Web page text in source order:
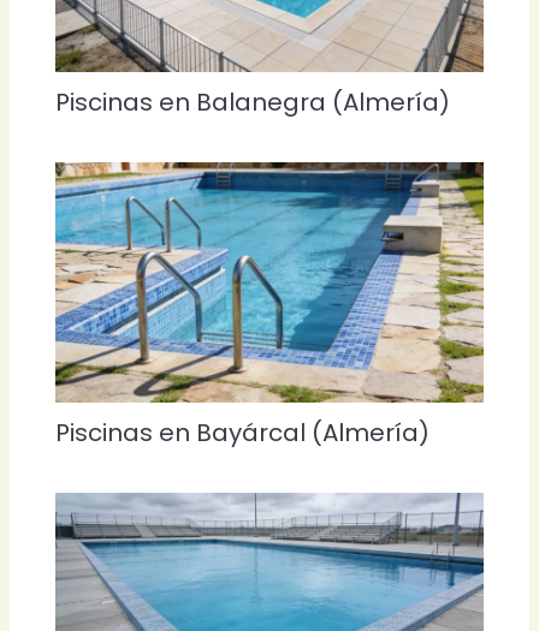
Piscinas en Balanegra (Almería)
Piscinas en Bayárcal (Almería)